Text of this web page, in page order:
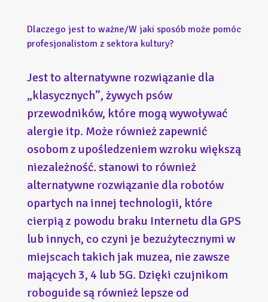
Dlaczego jest to ważne/W jaki sposób może pomóc
profesjonalistom z sektora kultury?
Jest to alternatywne rozwiązanie dla
„klasycznych”, żywych psów
przewodników, które mogą wywoływać
alergie itp. Może również zapewnić
osobom z upośledzeniem wzroku większą
niezależność. stanowi to również
alternatywne rozwiązanie dla robotów
opartych na innej technologii, które
cierpią z powodu braku Internetu dla GPS
lub innych, co czyni je bezużytecznymi w
miejscach takich jak muzea, nie zawsze
mających 3, 4 lub 5G. Dzięki czujnikom
roboguide są również lepsze od